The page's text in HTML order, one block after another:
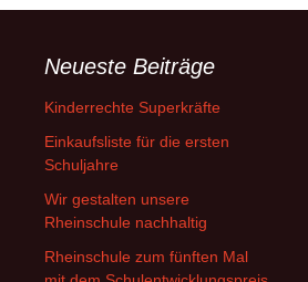
Neueste Beiträge
Kinderrechte Superkräfte
Einkaufsliste für die ersten
Schuljahre
Wir gestalten unsere
Rheinschule nachhaltig
Rheinschule zum fünften Mal